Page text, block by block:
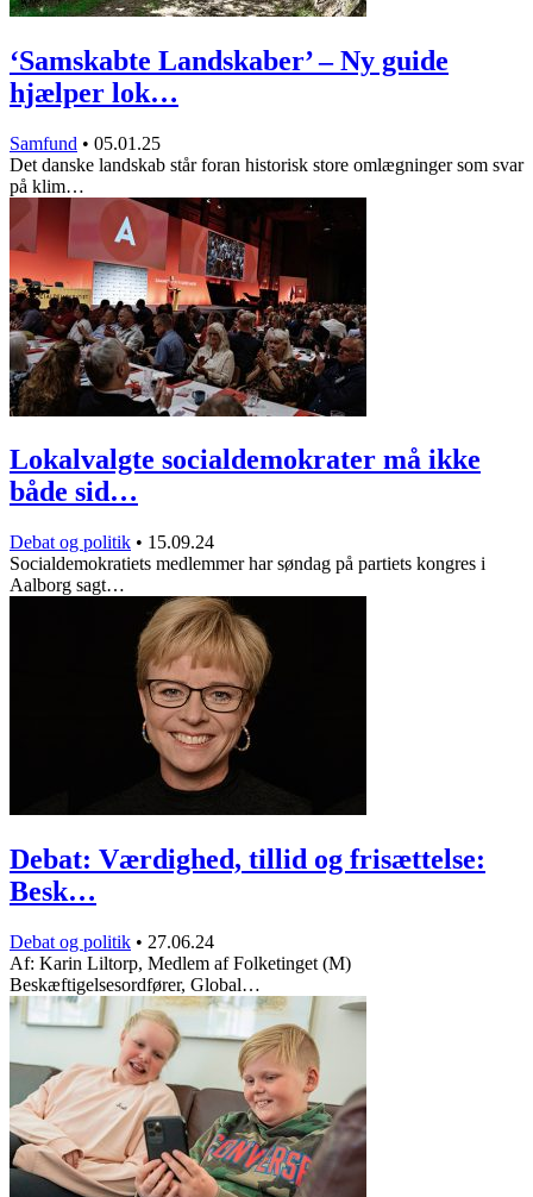
‘Samskabte Landskaber’ – Ny guide
hjælper lok…
Samfund • 05.01.25
Det danske landskab står foran historisk store omlægninger som svar
på klim…
Lokalvalgte socialdemokrater må ikke
både sid…
Debat og politik • 15.09.24
Socialdemokratiets medlemmer har søndag på partiets kongres i
Aalborg sagt…
Debat: Værdighed, tillid og frisættelse:
Besk…
Debat og politik • 27.06.24
Af: Karin Liltorp, Medlem af Folketinget (M)
Beskæftigelsesordfører, Global…